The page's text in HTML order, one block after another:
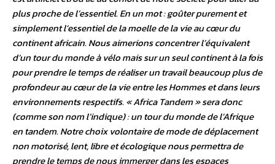
plus proche de l’essentiel. En un mot : goûter purement et
simplement l’essentiel de la moelle de la vie au cœur du
continent africain. Nous aimerions concentrer l’équivalent
d’un tour du monde à vélo mais sur un seul continent à la fois
pour prendre le temps de réaliser un travail beaucoup plus de
profondeur au cœur de la vie entre les Hommes et dans leurs
environnements respectifs. « Africa Tandem » sera donc
(comme son nom l’indique) : un tour du monde de l’Afrique
en tandem. Notre choix volontaire de mode de déplacement
non motorisé, lent, libre et écologique nous permettra de
prendre le temps de nous immerger dans les espaces